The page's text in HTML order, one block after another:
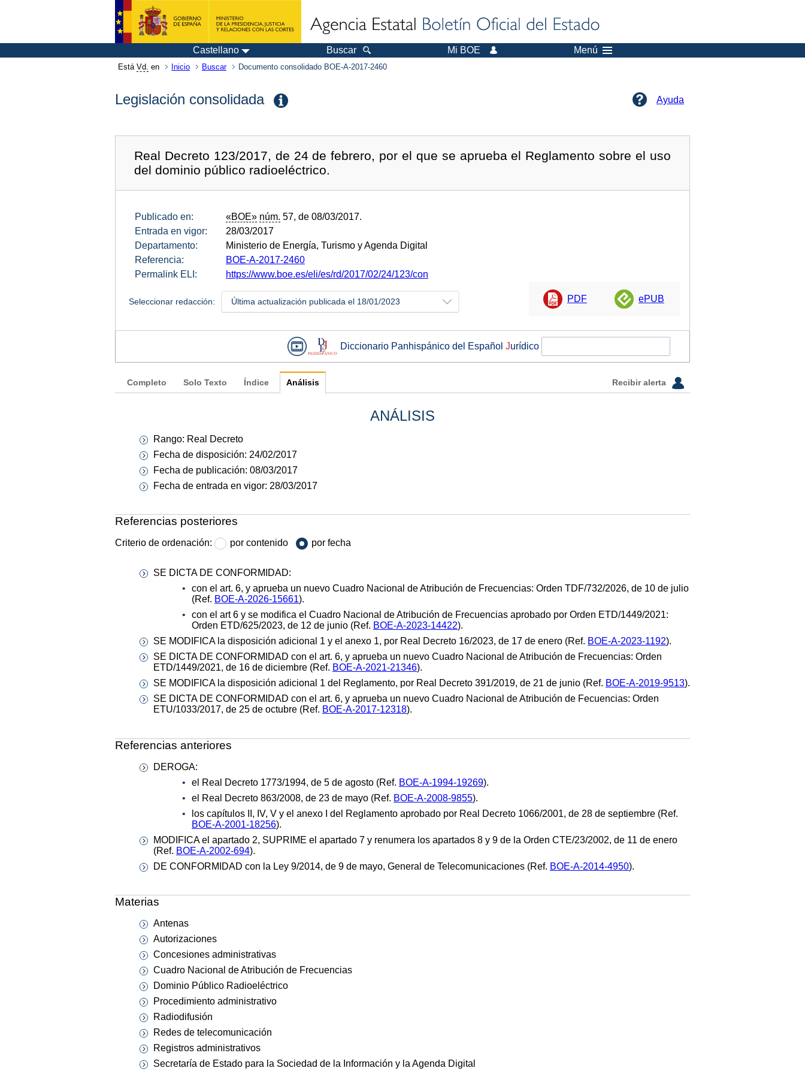
Castellano Buscar Mi BOE Menú
Está Vd. en Inicio Buscar Documento consolidado BOE-A-2017-2460
Legislación consolidada Ayuda
Real Decreto 123/2017, de 24 de febrero, por el que se aprueba el Reglamento sobre el uso
del dominio público radioeléctrico.
Publicado en: «BOE» núm. 57, de 08/03/2017.
Entrada en vigor:
28/03/2017
Departamento:
Ministerio de Energía, Turismo y Agenda Digital
Referencia:
BOE-A-2017-2460
Permalink ELI:
https://www.boe.es/eli/es/rd/2017/02/24/123/con
Seleccionar redacción: Última actualización publicada el 18/01/2023 PDF ePUB
Diccionario Panhispánico del Español Jurídico
Completo Solo Texto Índice Análisis Recibir alerta
ANÁLISIS
Rango: Real Decreto
Fecha de disposición: 24/02/2017
Fecha de publicación: 08/03/2017
Fecha de entrada en vigor: 28/03/2017
Referencias posteriores
Criterio de ordenación: por contenido por fecha
SE DICTA DE CONFORMIDAD:
con el art. 6, y aprueba un nuevo Cuadro Nacional de Atribución de Frecuencias: Orden TDF/732/2026, de 10 de julio
(Ref. BOE-A-2026-15661).
con el art 6 y se modifica el Cuadro Nacional de Atribución de Frecuencias aprobado por Orden ETD/1449/2021:
Orden ETD/625/2023, de 12 de junio (Ref. BOE-A-2023-14422).
SE MODIFICA la disposición adicional 1 y el anexo 1, por Real Decreto 16/2023, de 17 de enero (Ref. BOE-A-2023-1192).
SE DICTA DE CONFORMIDAD con el art. 6, y aprueba un nuevo Cuadro Nacional de Atribución de Frecuencias: Orden
ETD/1449/2021, de 16 de diciembre (Ref. BOE-A-2021-21346).
SE MODIFICA la disposición adicional 1 del Reglamento, por Real Decreto 391/2019, de 21 de junio (Ref. BOE-A-2019-9513).
SE DICTA DE CONFORMIDAD con el art. 6, y aprueba un nuevo Cuadro Nacional de Atribución de Fecuencias: Orden
ETU/1033/2017, de 25 de octubre (Ref. BOE-A-2017-12318).
Referencias anteriores
DEROGA:
el Real Decreto 1773/1994, de 5 de agosto (Ref. BOE-A-1994-19269).
el Real Decreto 863/2008, de 23 de mayo (Ref. BOE-A-2008-9855).
los capítulos II, IV, V y el anexo I del Reglamento aprobado por Real Decreto 1066/2001, de 28 de septiembre (Ref.
BOE-A-2001-18256).
MODIFICA el apartado 2, SUPRIME el apartado 7 y renumera los apartados 8 y 9 de la Orden CTE/23/2002, de 11 de enero
(Ref. BOE-A-2002-694).
DE CONFORMIDAD con la Ley 9/2014, de 9 de mayo, General de Telecomunicaciones (Ref. BOE-A-2014-4950).
Materias
Antenas
Autorizaciones
Concesiones administrativas
Cuadro Nacional de Atribución de Frecuencias
Dominio Público Radioeléctrico
Procedimiento administrativo
Radiodifusión
Redes de telecomunicación
Registros administrativos
Secretaría de Estado para la Sociedad de la Información y la Agenda Digital